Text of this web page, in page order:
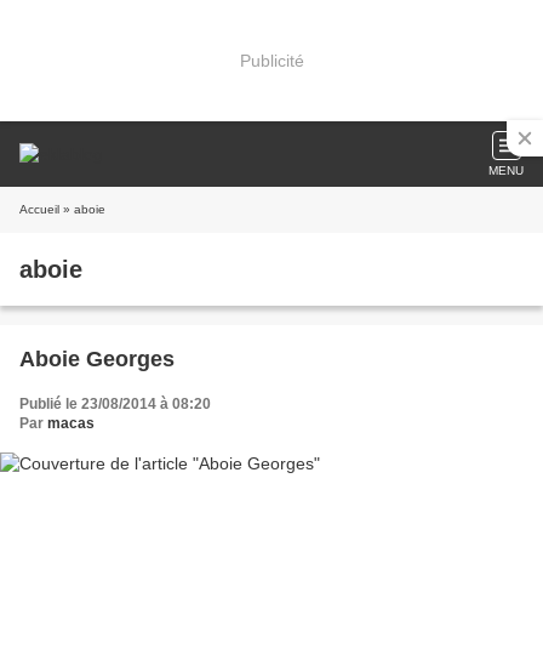
Publicité
MENU
Accueil » aboie
aboie
Aboie Georges
Publié le 23/08/2014 à 08:20
Par macas